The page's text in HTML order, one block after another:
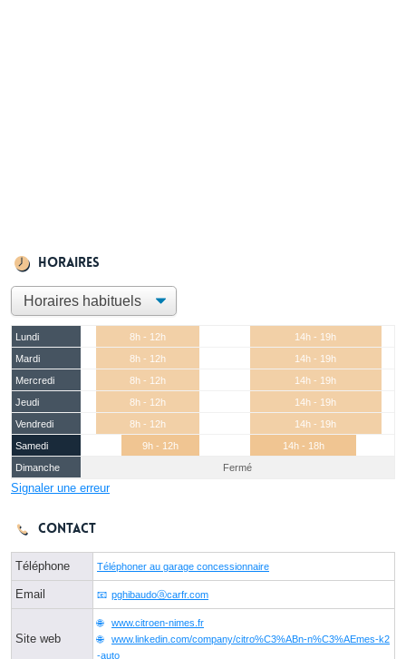
Horaires
Lundi 8h - 12h
14h - 19h
Mardi
8h - 12h
14h - 19h
Mercredi
8h - 12h
14h - 19h
Jeudi
8h - 12h
14h - 19h
Vendredi
8h - 12h
14h - 19h
Samedi
9h - 12h
14h - 18h
Dimanche
Fermé
Signaler une erreur
Contact
Téléphone Téléphoner au garage concessionnaire
Email pghibaudoⓐcarfr.com
Site web
www.citroen-nimes.fr
www.linkedin.com/company/citro%C3%ABn-n%C3%AEmes-k2
-auto